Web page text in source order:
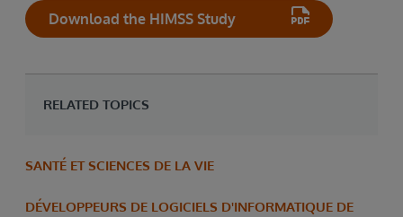
Download the HIMSS Study
RELATED TOPICS
SANTÉ ET SCIENCES DE LA VIE
DÉVELOPPEURS DE LOGICIELS D'INFORMATIQUE DE